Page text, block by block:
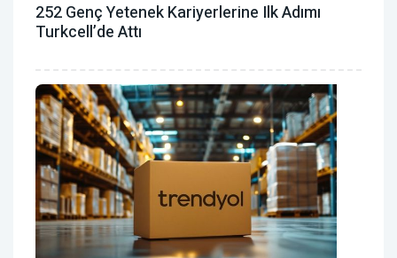
252 Genç Yetenek Kariyerlerine Ilk Adımı
Turkcell’de Attı